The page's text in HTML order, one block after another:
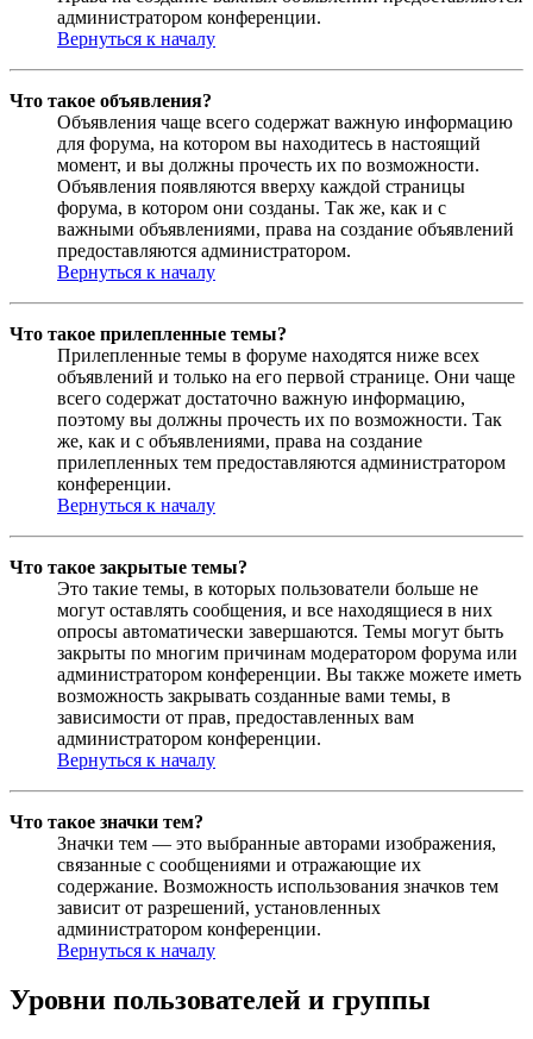
администратором конференции.
Вернуться к началу
Что такое объявления?
Объявления чаще всего содержат важную информацию
для форума, на котором вы находитесь в настоящий
момент, и вы должны прочесть их по возможности.
Объявления появляются вверху каждой страницы
форума, в котором они созданы. Так же, как и с
важными объявлениями, права на создание объявлений
предоставляются администратором.
Вернуться к началу
Что такое прилепленные темы?
Прилепленные темы в форуме находятся ниже всех
объявлений и только на его первой странице. Они чаще
всего содержат достаточно важную информацию,
поэтому вы должны прочесть их по возможности. Так
же, как и с объявлениями, права на создание
прилепленных тем предоставляются администратором
конференции.
Вернуться к началу
Что такое закрытые темы?
Это такие темы, в которых пользователи больше не
могут оставлять сообщения, и все находящиеся в них
опросы автоматически завершаются. Темы могут быть
закрыты по многим причинам модератором форума или
администратором конференции. Вы также можете иметь
возможность закрывать созданные вами темы, в
зависимости от прав, предоставленных вам
администратором конференции.
Вернуться к началу
Что такое значки тем?
Значки тем — это выбранные авторами изображения,
связанные с сообщениями и отражающие их
содержание. Возможность использования значков тем
зависит от разрешений, установленных
администратором конференции.
Вернуться к началу
Уровни пользователей и группы